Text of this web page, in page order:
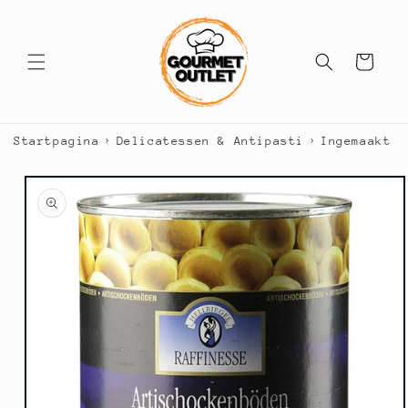
Winkelwagen
Startpagina › Delicatessen & Antipasti › Ingemaakt